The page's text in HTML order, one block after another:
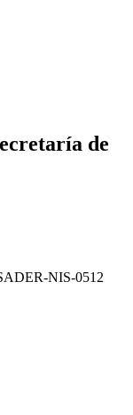
de
NIS-0512